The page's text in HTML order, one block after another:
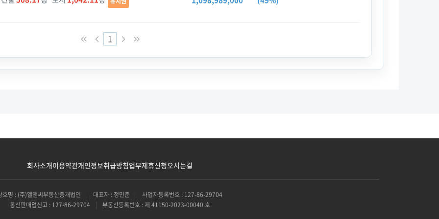
1
회사소개이용약관개인정보취급방침업무제휴신청오시는길
호명 : (주)엘앤씨부동산중개법인 | 대표자 : 정민준 |
사업자등록번호 : 127-86-29704
통신판매업신고 : 127-86-29704
| 부동산등록번호 : 제 41150-2023-00040 호